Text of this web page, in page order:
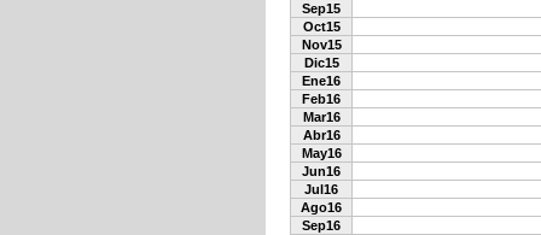
Sep15
Oct15
Nov15
Dic15
Ene16
Feb16
Mar16
Abr16
May16
Jun16
Jul16
Ago16
Sep16